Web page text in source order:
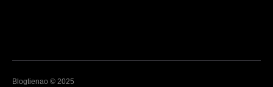
Blogtienao © 2025